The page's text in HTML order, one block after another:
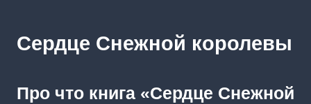
Сердце Снежной королевы
Про что книга «Сердце Снежной